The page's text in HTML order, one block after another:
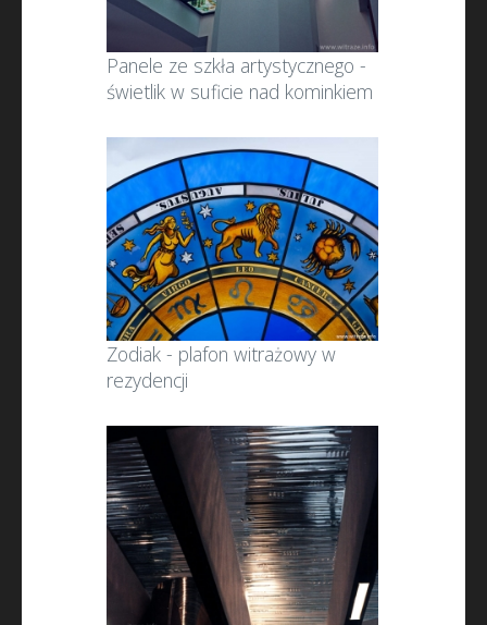
Panele ze szkła artystycznego -
świetlik w suficie nad kominkiem
Zodiak - plafon witrażowy w
rezydencji